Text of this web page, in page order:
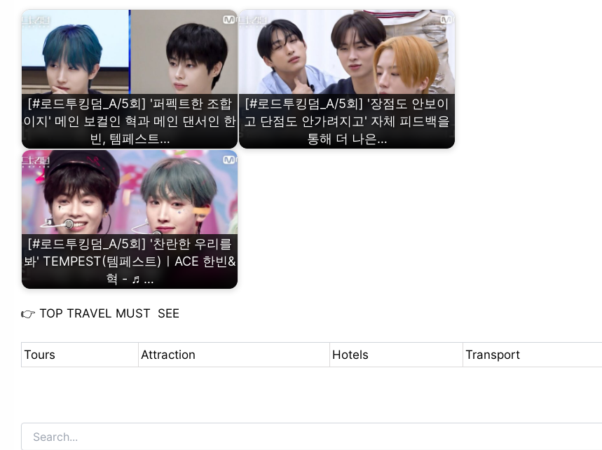
[#로드투킹덤_A/5회] '퍼펙트한 조합
이지' 메인 보컬인 혁과 메인 댄서인 한
빈, 템페스트…
[#로드투킹덤_A/5회] '장점도 안보이
고 단점도 안가려지고' 자체 피드백을
통해 더 나은…
[#로드투킹덤_A/5회] '찬란한 우리를
봐' TEMPEST(템페스트)ㅣACE 한빈&
혁 - ♬…
👉 TOP TRAVEL MUST SEE
Tours Attraction Hotels Transport
Search
for: